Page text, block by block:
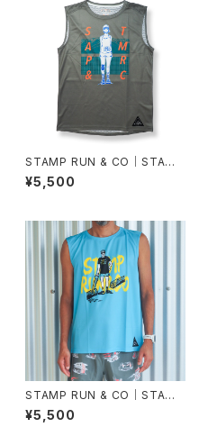
STAMP RUN & CO｜STAMP
GRAPHIC TANK (FINISHER)
¥5,500
STAMP RUN & CO｜STAMP
GRAPHIC TANK (Support y
our local trails)
¥5,500